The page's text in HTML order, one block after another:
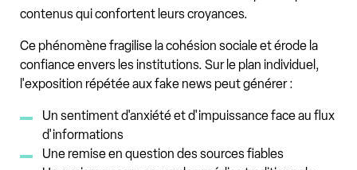
contenus qui confortent leurs croyances.
Ce phénomène fragilise la cohésion sociale et érode la
confiance envers les institutions. Sur le plan individuel,
l'exposition répétée aux fake news peut générer :
Un sentiment d'anxiété et d'impuissance face au flux
d'informations
Une remise en question des sources fiables